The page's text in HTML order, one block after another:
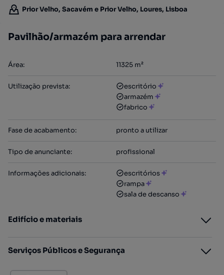
Prior Velho, Sacavém e Prior Velho, Loures, Lisboa
Pavilhão/armazém para arrendar
Área: 11325 m²
Utilização prevista:
escritório
armazém
fabrico
Fase de acabamento: pronto a utilizar
Tipo de anunciante: profissional
Informações adicionais:
escritórios
rampa
sala de descanso
Edifício e materiais
Serviços Públicos e Segurança